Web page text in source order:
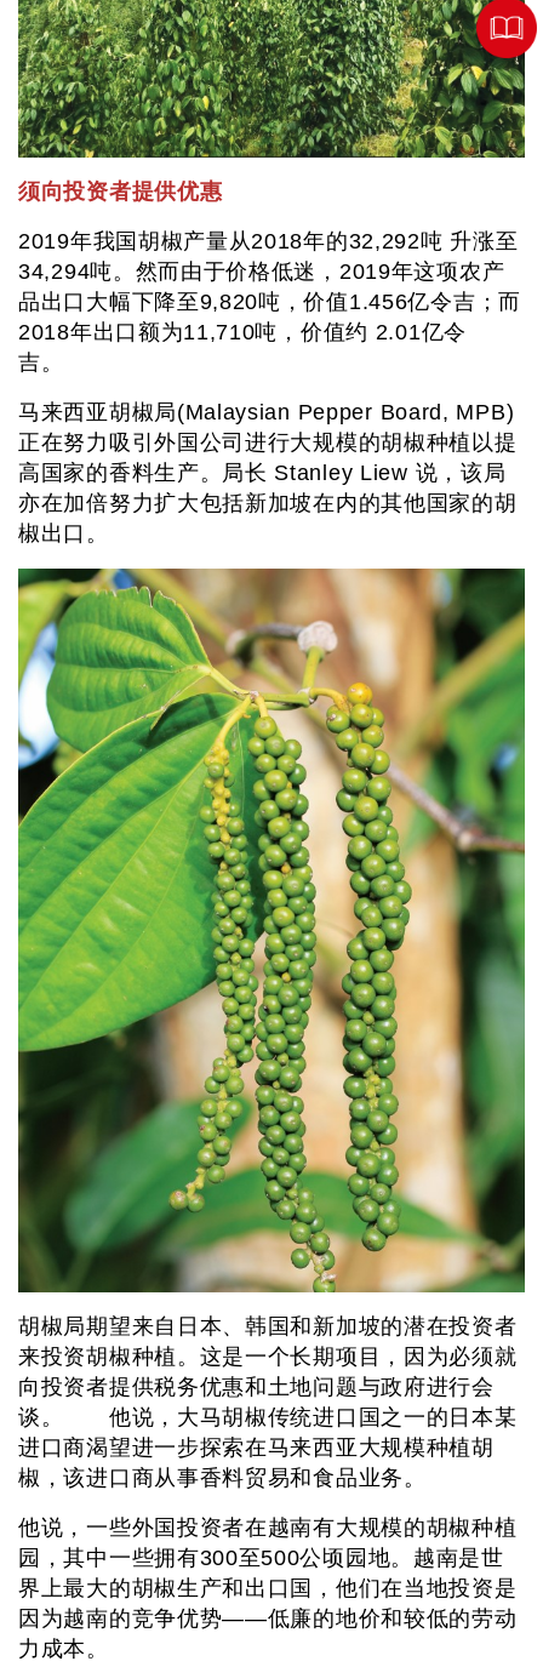
须向投资者提供优惠
2019年我国胡椒产量从2018年的32,292吨 升涨至
34,294吨。然而由于价格低迷，2019年这项农产
品出口大幅下降至9,820吨，价值1.456亿令吉；而
2018年出口额为11,710吨，价值约 2.01亿令
吉。
马来西亚胡椒局(Malaysian Pepper Board, MPB)
正在努力吸引外国公司进行大规模的胡椒种植以提
高国家的香料生产。局长 Stanley Liew 说，该局
亦在加倍努力扩大包括新加坡在内的其他国家的胡
椒出口。
胡椒局期望来自日本、韩国和新加坡的潜在投资者
来投资胡椒种植。这是一个长期项目，因为必须就
向投资者提供税务优惠和土地问题与政府进行会
谈。 他说，大马胡椒传统进口国之一的日本某
进口商渴望进一步探索在马来西亚大规模种植胡
椒，该进口商从事香料贸易和食品业务。
他说，一些外国投资者在越南有大规模的胡椒种植
园，其中一些拥有300至500公顷园地。越南是世
界上最大的胡椒生产和出口国，他们在当地投资是
因为越南的竞争优势——低廉的地价和较低的劳动
力成本。